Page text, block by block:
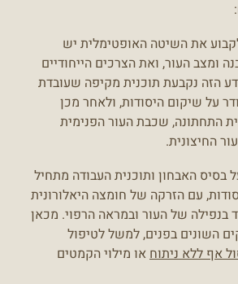
את השיטה האופטימלית יש
ומצב העור, ואת הצרכים הייחודיים
הזה נקבעת תוכנית מקיפה שעובדת
על שיקום היסודות, ולאחר מכן
התחתונה, שכבת העור הפנימית
החיצונית.
בסיס האבחון ותוכנית העבודה מתחיל
עם הזרקה של חומצה היאלורונית
בנפילה של העור ובמראה הרפוי. מכאן
השונים בפנים, למשל לטיפול
אף ללא ניתוח או מילוי הקמטים